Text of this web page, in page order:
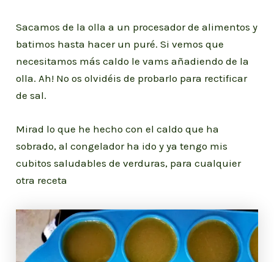
Sacamos de la olla a un procesador de alimentos y
batimos hasta hacer un puré. Si vemos que
necesitamos más caldo le vams añadiendo de la
olla. Ah! No os olvidéis de probarlo para rectificar
de sal.
Mirad lo que he hecho con el caldo que ha
sobrado, al congelador ha ido y ya tengo mis
cubitos saludables de verduras, para cualquier
otra receta